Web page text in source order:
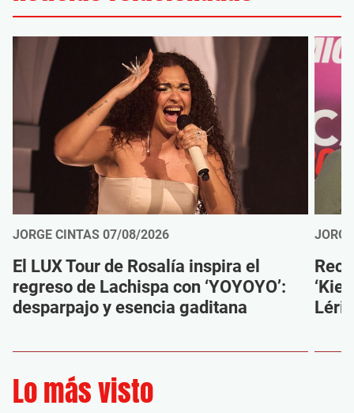
JORGE CINTAS 07/08/2026
El LUX Tour de Rosalía inspira el
regreso de Lachispa con ‘YOYOYO’:
desparpajo y esencia gaditana
Lo más visto